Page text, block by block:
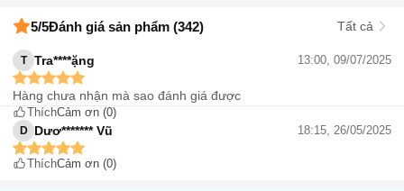
5/5Đánh giá sản phẩm (342) Tất cả
T Tra****ặng 13:00, 09/07/2025
Hàng chưa nhận mà sao đánh giá được
ThíchCảm ơn (0)
D Dươ******* Vũ 18:15, 26/05/2025
ThíchCảm ơn (0)